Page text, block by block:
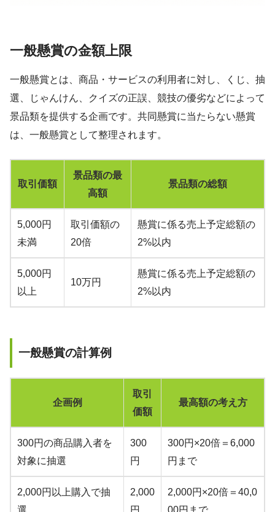
一般懸賞の金額上限
一般懸賞とは、商品・サービスの利用者に対し、くじ、抽
選、じゃんけん、クイズの正誤、競技の優劣などによって
景品類を提供する企画です。共同懸賞に当たらない懸賞
は、一般懸賞として整理されます。
取引価額
景品類の最
高額
景品類の総額
5,000円
未満
取引価額の
20倍
懸賞に係る売上予定総額の
2%以内
5,000円
以上
10万円
懸賞に係る売上予定総額の
2%以内
一般懸賞の計算例
企画例
取引
価額
最高額の考え方
300円の商品購入者を
対象に抽選
300
円
300円×20倍＝6,000
円まで
2,000円以上購入で抽
2,000
2,000円×20倍＝40,0